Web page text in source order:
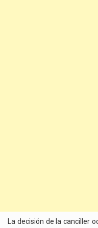
La decisión de la canciller